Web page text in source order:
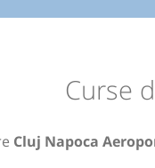
Curse
Cluj Napoca